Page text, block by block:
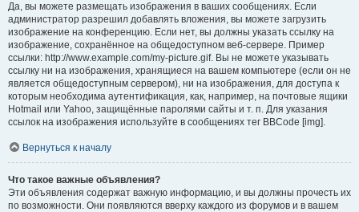
Да, вы можете размещать изображения в ваших сообщениях. Если
администратор разрешил добавлять вложения, вы можете загрузить
изображение на конференцию. Если нет, вы должны указать ссылку на
изображение, сохранённое на общедоступном веб-сервере. Пример
ссылки: http://www.example.com/my-picture.gif. Вы не можете указывать
ссылку ни на изображения, хранящиеся на вашем компьютере (если он не
является общедоступным сервером), ни на изображения, для доступа к
которым необходима аутентификация, как, например, на почтовые ящики
Hotmail или Yahoo, защищённые паролями сайты и т. п. Для указания
ссылок на изображения используйте в сообщениях тег BBCode [img].
Вернуться к началу
Что такое важные объявления?
Эти объявления содержат важную информацию, и вы должны прочесть их
по возможности. Они появляются вверху каждого из форумов и в вашем